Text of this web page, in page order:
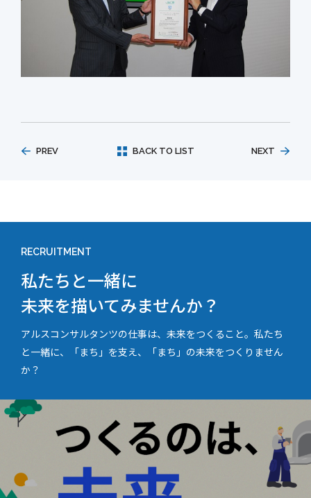
PREV BACK TO LIST NEXT
RECRUITMENT
私たちと一緒に
未来を描いてみませんか？
アルスコンサルタンツの仕事は、未来をつくること。私たち
と一緒に、「まち」を支え、「まち」の未来をつくりません
か？